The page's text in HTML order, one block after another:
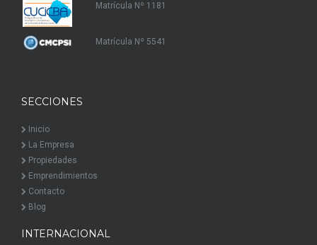
Matrícula Nº 1181
Matrícula Nº 5541
SECCIONES
Inicio
La Empresa
Propiedades
Emprendimientos
Contacto
Blog
INTERNACIONAL